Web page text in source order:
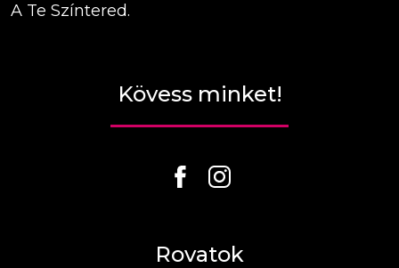
A Te Színtered.
Kövess minket!
Rovatok